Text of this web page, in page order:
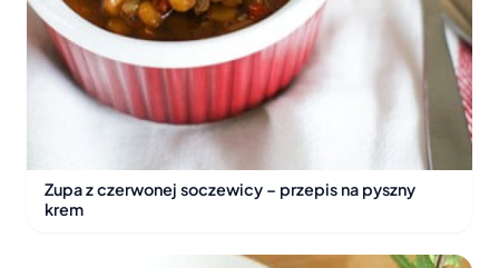
Zupa z czerwonej soczewicy – przepis na pyszny
krem